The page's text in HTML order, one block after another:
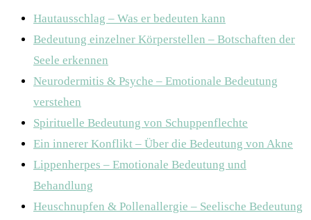
Hautausschlag – Was er bedeuten kann
Bedeutung einzelner Körperstellen – Botschaften der
Seele erkennen
Neurodermitis & Psyche – Emotionale Bedeutung
verstehen
Spirituelle Bedeutung von Schuppenflechte
Ein innerer Konflikt – Über die Bedeutung von Akne
Lippenherpes – Emotionale Bedeutung und
Behandlung
Heuschnupfen & Pollenallergie – Seelische Bedeutung